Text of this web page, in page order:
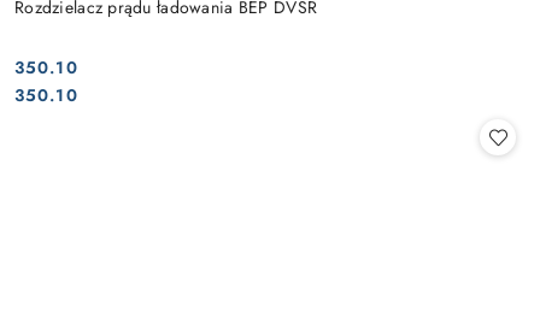
Rozdzielacz prądu ładowania BEP DVSR
Cena:
350.10
Cena:
350.10